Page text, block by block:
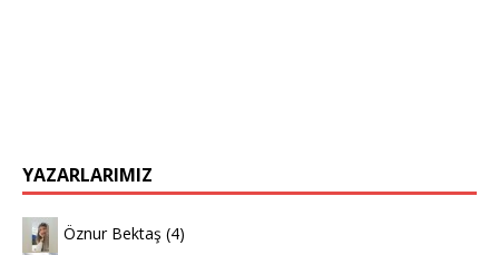
YAZARLARIMIZ
Öznur Bektaş (4)